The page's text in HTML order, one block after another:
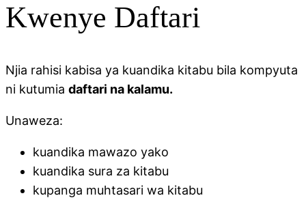
Kwenye Daftari
Njia rahisi kabisa ya kuandika kitabu bila kompyuta
ni kutumia daftari na kalamu.
Unaweza:
kuandika mawazo yako
kuandika sura za kitabu
kupanga muhtasari wa kitabu